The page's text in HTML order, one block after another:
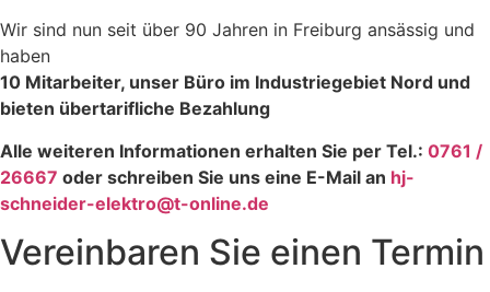
Wir sind nun seit über 90 Jahren in Freiburg ansässig und
haben
10 Mitarbeiter, unser Büro im Industriegebiet Nord und
bieten übertarifliche Bezahlung
Alle weiteren Informationen erhalten Sie per Tel.: 0761 /
26667 oder schreiben Sie uns eine E-Mail an hj-
schneider-elektro@t-online.de
Vereinbaren Sie einen Termin